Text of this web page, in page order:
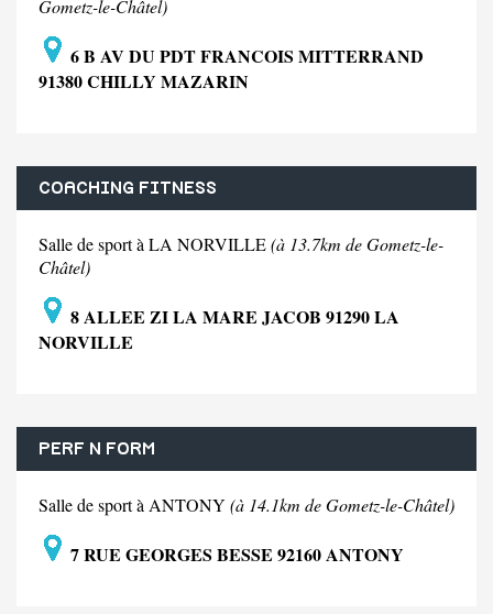
Gometz-le-Châtel)
6 B AV DU PDT FRANCOIS MITTERRAND
91380 CHILLY MAZARIN
COACHING FITNESS
Salle de sport à LA NORVILLE(à 13.7km de Gometz-le-
Châtel)
8 ALLEE ZI LA MARE JACOB 91290 LA
NORVILLE
PERF N FORM
Salle de sport à ANTONY (à 14.1km de Gometz-le-Châtel)
7 RUE GEORGES BESSE 92160 ANTONY